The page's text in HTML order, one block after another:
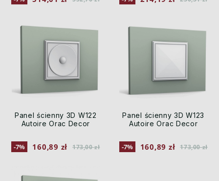
Panel ścienny 3D W122
Autoire Orac Decor
-7% 160,89 zł 173,00 zł
Panel ścienny 3D W123
Autoire Orac Decor
-7% 160,89 zł 173,00 zł